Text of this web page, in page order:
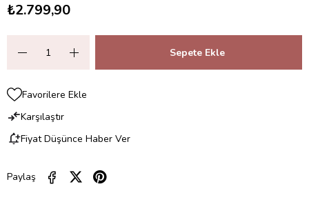
₺2.799,90
Favorilere Ekle
Karşılaştır
Fiyat Düşünce Haber Ver
Paylaş